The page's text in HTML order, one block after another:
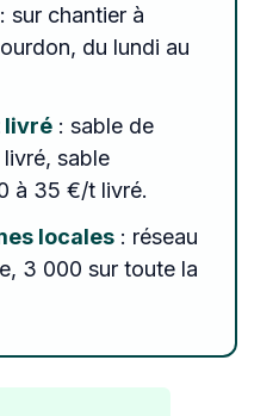
: sur chantier à
du lundi au
livré: sable de
sable
à 35 €/t livré.
locales: réseau
3 000 sur toute la